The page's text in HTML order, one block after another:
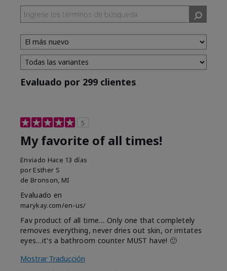
por
Tono
de
piel
Evaluado por 299 clientes
5
My favorite of all times!
Enviado Hace 13 días
por Esther S
de Bronson, MI
Evaluado en
marykay.com/en-us/
Fav product of all time… Only one that completely
removes everything, never dries out skin, or irritates
eyes…it's a bathroom counter MUST have! 🙂
Mostrar Traducción